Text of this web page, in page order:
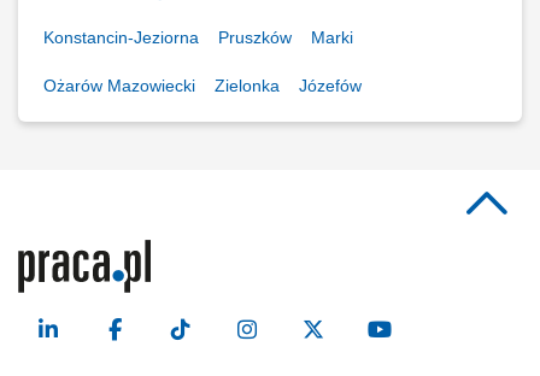
Konstancin-Jeziorna Pruszków Marki
Ożarów Mazowiecki Zielonka Józefów